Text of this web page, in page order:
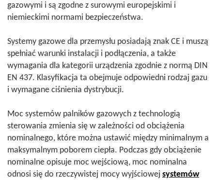
gazowymi i są zgodne z surowymi europejskimi i
niemieckimi normami bezpieczeństwa.
Systemy gazowe dla przemysłu posiadają znak CE i muszą
spełniać warunki instalacji i podłączenia, a także
wymagania dla kategorii urządzenia zgodnie z normą DIN
EN 437. Klasyfikacja ta obejmuje odpowiedni rodzaj gazu
i wymagane ciśnienia dystrybucji.
Moc systemów palników gazowych z technologią
sterowania zmienia się w zależności od obciążenia
nominalnego, które można ustawić między minimalnym a
maksymalnym poborem ciepła. Podczas gdy obciążenie
nominalne opisuje moc wejściową, moc nominalna
odnosi się do rzeczywistej mocy wyjściowej systemów